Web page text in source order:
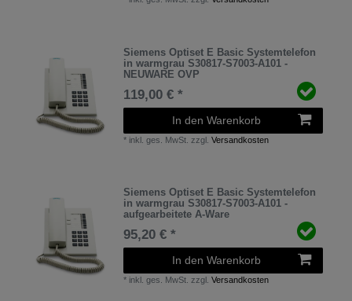
Siemens Optiset E Basic Systemtelefon
in warmgrau S30817-S7003-A101 -
NEUWARE OVP
119,00 € *
In den Warenkorb
* inkl. ges. MwSt. zzgl.Versandkosten
Siemens Optiset E Basic Systemtelefon
in warmgrau S30817-S7003-A101 -
aufgearbeitete A-Ware
95,20 € *
In den Warenkorb
* inkl. ges. MwSt. zzgl.Versandkosten